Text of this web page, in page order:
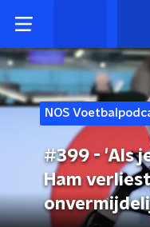
NOS
#399 - 'Als
Ham